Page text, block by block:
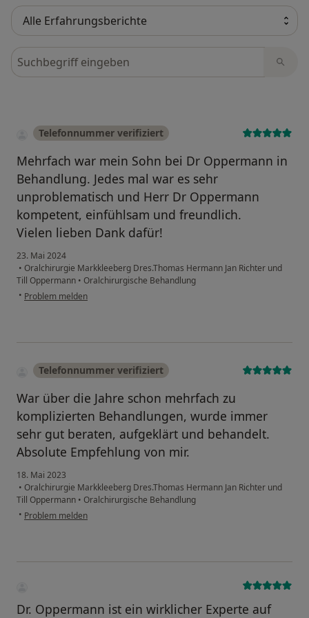
Bewertungen durchsuchen
Telefonnummer verifiziert
Mehrfach war mein Sohn bei Dr Oppermann in
Behandlung. Jedes mal war es sehr
unproblematisch und Herr Dr Oppermann
kompetent, einfühlsam und freundlich.
Vielen lieben Dank dafür!
23. Mai 2024
• Oralchirurgie Markkleeberg Dres.Thomas Hermann Jan Richter und
Till Oppermann • Oralchirurgische Behandlung
• Problem melden
Telefonnummer verifiziert
War über die Jahre schon mehrfach zu
komplizierten Behandlungen, wurde immer
sehr gut beraten, aufgeklärt und behandelt.
Absolute Empfehlung von mir.
18. Mai 2023
• Oralchirurgie Markkleeberg Dres.Thomas Hermann Jan Richter und
Till Oppermann • Oralchirurgische Behandlung
• Problem melden
Dr. Oppermann ist ein wirklicher Experte auf